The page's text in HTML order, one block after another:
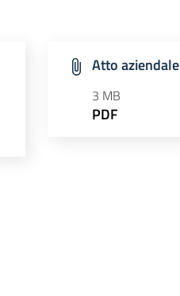
Atto aziendale
3 MB
PDF